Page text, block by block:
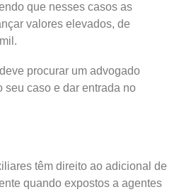
que nesses casos as
valores elevados, de
procurar um advogado
seu caso e dar entrada no
têm direito ao adicional de
quando expostos a agentes